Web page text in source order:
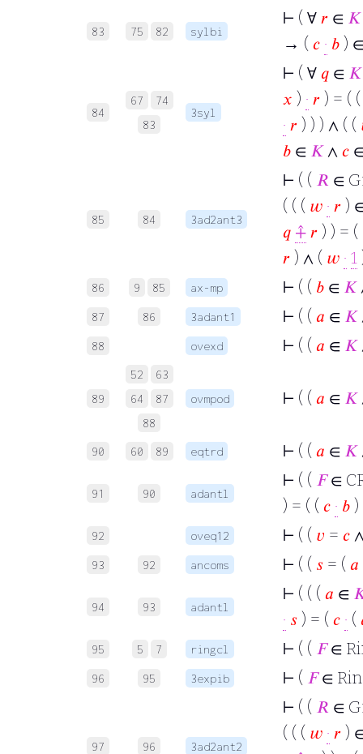
83 75 82 sylbi
⊢ ( ∀𝑟 ∈ 𝐾
→ ( 𝑐 · 𝑏 )
84
67
74
83
3syl
⊢ ( ∀𝑞 ∈ 𝐾
𝑥 ) · 𝑟 ) = (
· 𝑟 ) ) ) ∧ ( (
𝑏 ∈ 𝐾∧ 𝑐
85 84 3ad2ant3
⊢ ( ( 𝑅 ∈
( ( ( 𝑤 · 𝑟 )
𝑞 ⨣𝑟 ) ) =
𝑟 ) ∧ ( 𝑤 · 1
86 9 85 ax-mp ⊢ ( ( 𝑏 ∈ 𝐾
87 86 3adant1 ⊢ ( ( 𝑎 ∈ 𝐾
88 ovexd ⊢ ( ( 𝑎 ∈ 𝐾
89
52
63
64
87
88
ovmpod ⊢ ( ( 𝑎 ∈ 𝐾
90 60 89 eqtrd ⊢ ( ( 𝑎 ∈ 𝐾
91 90 adantl
⊢ ( ( 𝐹∈
) = ( ( 𝑐 · 𝑏 )
92 oveq12 ⊢ ( ( 𝑣 = 𝑐
93 92 ancoms ⊢ ( ( 𝑠 = ( 𝑎
94 93 adantl
⊢ ( ( ( 𝑎 ∈
· 𝑠 ) = ( 𝑐 · (
95 5 7 ringcl ⊢ ( ( 𝐹∈
96 95 3expib ⊢ ( 𝐹∈
97 96 3ad2ant2
⊢ ( ( 𝑅 ∈
( ( ( 𝑤 · 𝑟 )